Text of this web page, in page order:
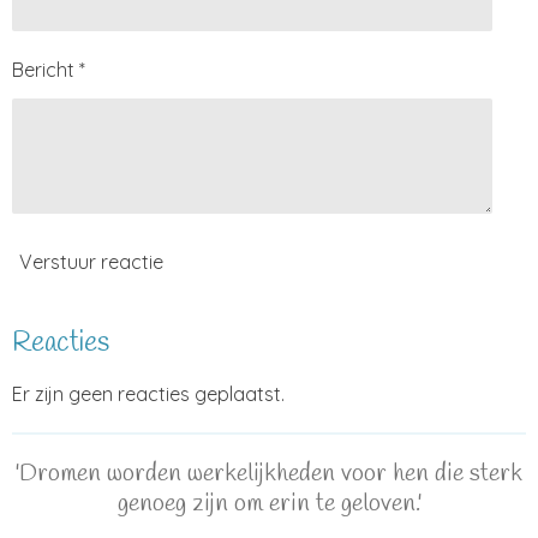
Bericht *
Verstuur reactie
Reacties
Er zijn geen reacties geplaatst.
'Dromen worden werkelijkheden voor hen die sterk
genoeg zijn om erin te geloven.'